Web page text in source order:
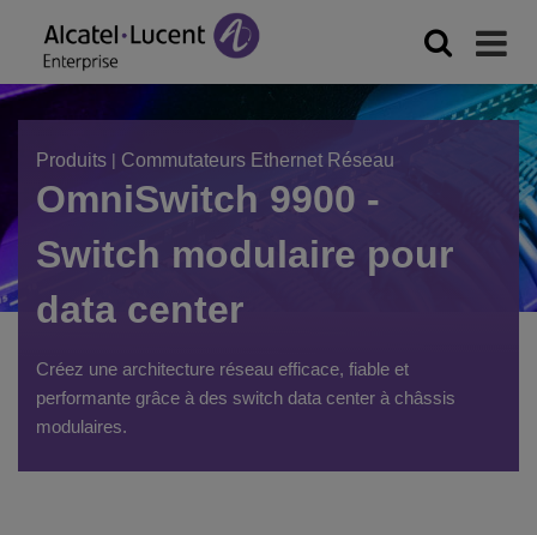
Produits | Commutateurs Ethernet Réseau
OmniSwitch 9900 -
Switch modulaire pour
data center
Créez une architecture réseau efficace, fiable et
performante grâce à des switch data center à châssis
modulaires.